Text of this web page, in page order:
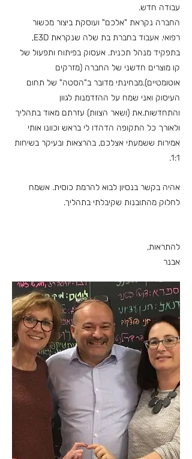
עבודה חדש.
החברה נקראת "אלכם" ועוסקת ביצור מכשור
רפואי. אעבוד בחברת בת שלה שנקראת E3D,
בתפקיד מנהל תכנית. אעסוק בפיתוח ותפעול של
קו מוצרים חדשני של החברה (מזרקים
אוטומטיים).מבחינתי מדובר ב"הסטה" של תחום
העיסוק ואני שמח על ההזדמנות לגוון
והתחדשות.את (ושאר הצוות) עזרתם מאוד בתהליך
ולאורך כל התקופה הדהדו לי בראש וכוונו אותי
אמירות ששמעתי אצלכם, בהרצאות ובעיקר בשיחות
1:1.
אהיה בקשר בנסיון לבוא להרמת כוסית. אשמח
לחלוק מהתובנות שקיבלתי בתהליך.
להתראות,
אבנר